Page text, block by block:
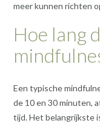
meer kunnen richten
Hoe lang
Een typische
de 10 en 30 minuten,
tijd. Het belangrijkste